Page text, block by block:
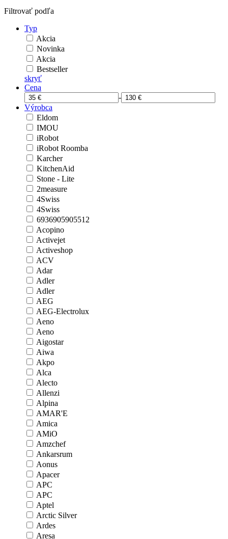
Filtrovať podľa
Typ
Akcia
Novinka
Akcia
Bestseller
skryť
Cena
-
Výrobca
Eldom
IMOU
iRobot
iRobot Roomba
Karcher
KitchenAid
Stone - Lite
2measure
4Swiss
4Swiss
6936905905512
Acopino
Activejet
Activeshop
ACV
Adar
Adler
Adler
AEG
AEG-Electrolux
Aeno
Aeno
Aigostar
Aiwa
Akpo
Alca
Alecto
Allenzi
Alpina
AMAR'E
Amica
AMiO
Amzchef
Ankarsrum
Aonus
Apacer
APC
APC
Aptel
Arctic Silver
Ardes
Aresa